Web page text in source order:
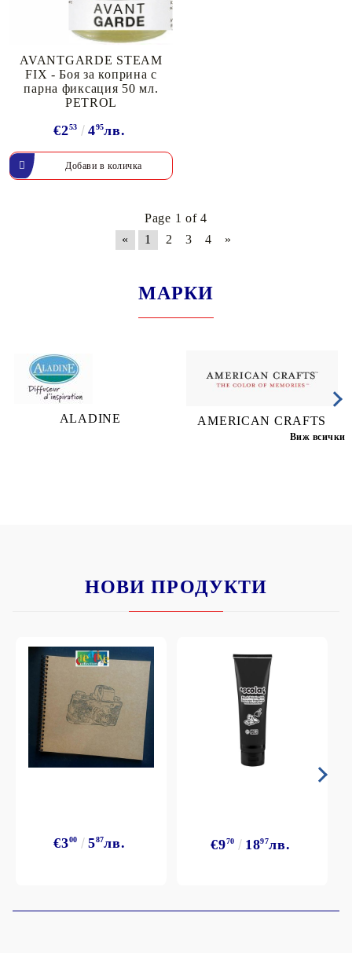
AVANTGARDE STEAM
FIX - Боя за коприна с
парна фиксация 50 мл.
PETROL
€253 495лв.
Page 1 of 4
«
1 2 3 4 »
МАРКИ
ALADINE AMERICAN CRAFTS
Виж всички
НОВИ ПРОДУКТИ
€300 587лв. €970 1897лв.